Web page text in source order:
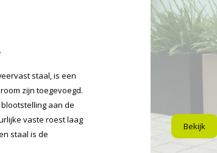
staal, is een
zijn toegevoegd.
aan de
vaste roest laag
staal is de
Bekijk